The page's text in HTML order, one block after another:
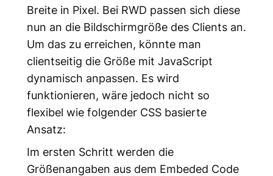
Breite in Pixel. Bei RWD passen sich diese
nun an die Bildschirmgröße des Clients an.
Um das zu erreichen, könnte man
clientseitig die Größe mit JavaScript
dynamisch anpassen. Es wird
funktionieren, wäre jedoch nicht so
flexibel wie folgender CSS basierte
Ansatz:
Im ersten Schritt werden die
Größenangaben aus dem Embeded Code